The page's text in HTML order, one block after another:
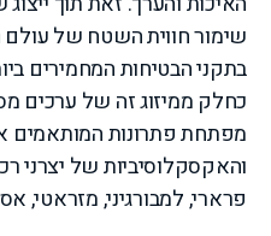
שימור חווית השטח של עולם
בתקני הבטיחות המחמירים
מפתחת פתרונות המותאמים
והאקסקלוסיביות של יצרני
פרארי, למבורגיני, מזראטי,